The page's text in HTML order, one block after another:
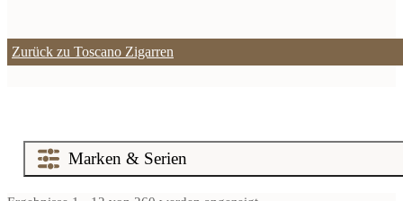
Zurück zu Toscano Zigarren